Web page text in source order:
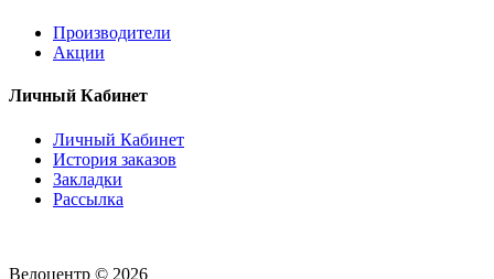
Производители
Акции
Личный Кабинет
Личный Кабинет
История заказов
Закладки
Рассылка
Велоцентр © 2026